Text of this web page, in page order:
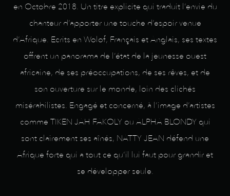
en Octobre 2018. Un titre explicite qui traduit l’envie du
chanteur d’apporter une touche d’espoir venue
d’Afrique. Ecrits en Wolof, Français et Anglais, ses textes
offrent un panorama de l’état de la jeunesse ouest
africaine, de ses préoccupations, de ses rêves, et de
son ouverture sur le monde, loin des clichés
misérabilistes. Engagé et concerné, à l’image d’artistes
comme TIKEN JAH FAKOLY ou ALPHA BLONDY qui
sont clairement ses aînés, NATTY JEAN défend une
Afrique forte qui a tout ce qu’il lui faut pour grandir et
se développer seule.